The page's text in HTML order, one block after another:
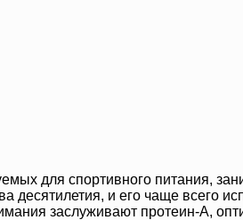
для спортивного питания,
и его чаще всего
заслуживают протеин-А,